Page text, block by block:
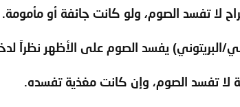
لا تفسد الصوم، ولو كانت جائفة أو مأمومة.
البريتوني) يفسد الصوم على الأظهر نظراً
لا تفسد الصوم، وإن كانت مغذية تفسده.